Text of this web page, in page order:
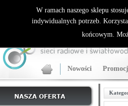
ALLNET.PL Sieci bezprzewodowe - generalny
Nowości
W ramach naszego sklepu
indywidualnych potrzeb.
końcowym.